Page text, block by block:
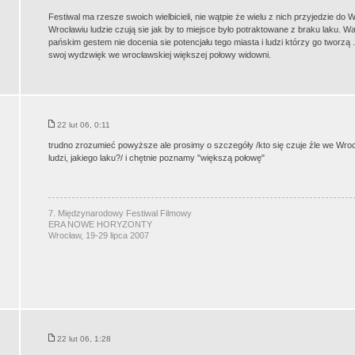
Festiwal ma rzesze swoich wielbicieli, nie wątpie że wielu z nich przyjedzie do
Wrocławiu ludzie czują sie jak by to miejsce było potraktowane z braku laku.
pańskim gestem nie docenia sie potencjału tego miasta i ludzi którzy go tworzą
swoj wydzwięk we wrocławskiej większej połowy widowni.
22 lut 06, 0:11
trudno zrozumieć powyższe ale prosimy o szczegóły /kto się czuje źle we
ludzi, jakiego laku?/ i chętnie poznamy "większą połowę"
7. Międzynarodowy Festiwal Filmowy
ERA NOWE HORYZONTY
Wrocław, 19-29 lipca 2007
22 lut 06, 1:28